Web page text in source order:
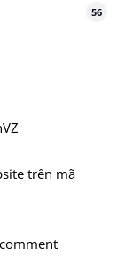
56
trên mã